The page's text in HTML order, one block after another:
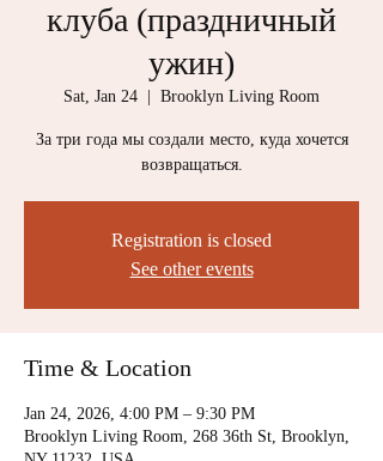
клуба (праздничный
ужин)
Sat, Jan 24 Brooklyn Living Room
За три года мы создали место, куда хочется
возвращаться.
Registration is closed
See other events
Time & Location
Jan 24, 2026, 4:00 PM – 9:30 PM
Brooklyn Living Room, 268 36th St, Brooklyn,